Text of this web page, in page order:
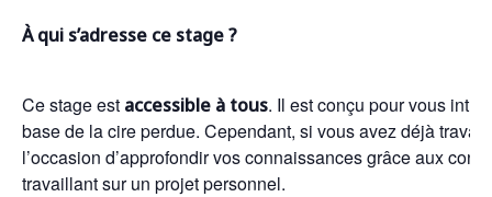
À qui s’adresse ce stage ?
Ce stage est accessible à tous. Il est conçu pour vous
base de la cire perdue. Cependant, si vous avez déjà
l’occasion d’approfondir vos connaissances grâce aux
travaillant sur un projet personnel.